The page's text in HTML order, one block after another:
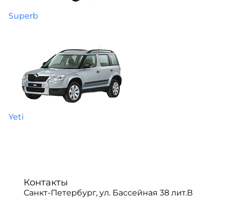
Superb
Yeti
Контакты
Санкт-Петербург, ул. Бассейная 38 лит.В